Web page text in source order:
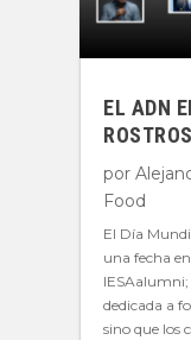
EL ADN
por
Food
El Día
una fecha
IESAalumni;
dedicada a
sino que los